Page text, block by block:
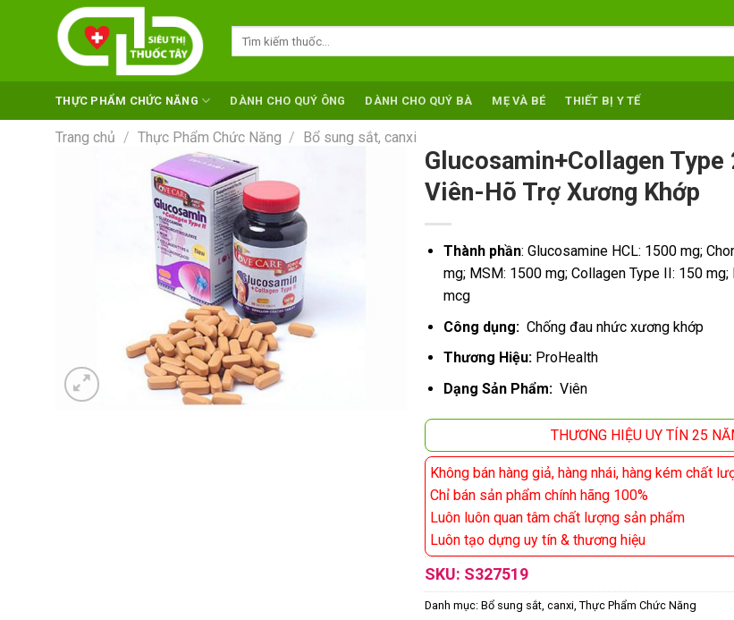
THỰC PHẨM CHỨC NĂNG DÀNH CHO QUÝ ÔNG DÀNH CHO QUÝ BÀ MẸ VÀ BÉ THIẾT BỊ Y TẾ
Trang chủ / Thực Phẩm Chức Năng / Bổ sung sắt, canxi
Glucosamin+Collagen Type
Viên-Hõ Trợ Xương Khớp
Thành phần: Glucosamine HCL: 1500 mg;
mg; MSM: 1500 mg; Collagen Type II: 150
mcg
Công dụng: Chống đau nhức xương khớp
Thương Hiệu: ProHealth
Dạng Sản Phẩm: Viên
THƯƠNG HIỆU UY TÍN 25
Không bán hàng giả, hàng nhái, hàng kém chất
Chỉ bán sản phẩm chính hãng 100%
Luôn luôn quan tâm chất lượng sản phẩm
Luôn tạo dựng uy tín & thương hiệu
SKU: S327519
Danh mục: Bổ sung sắt, canxi, Thực Phẩm Chức Năng